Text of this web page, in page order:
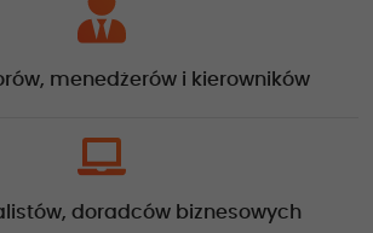
menedżerów i kierowników
doradców biznesowych